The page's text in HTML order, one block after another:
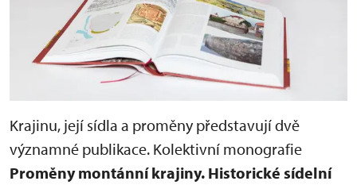
Krajinu, její sídla a proměny představují dvě
významné publikace. Kolektivní monografie
Proměny montánní krajiny. Historické sídelní